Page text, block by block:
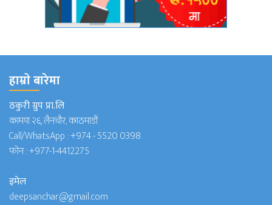
हाम्राे बारेमा
ठकुरी ग्रुप प्रा.लि
कामपा २६, लैनचौर, काठमाडौं
Call/WhatsApp :+974 - 5520 0398
फोन :+977-1-4412275
इमेल
deepsanchar@gmail.com